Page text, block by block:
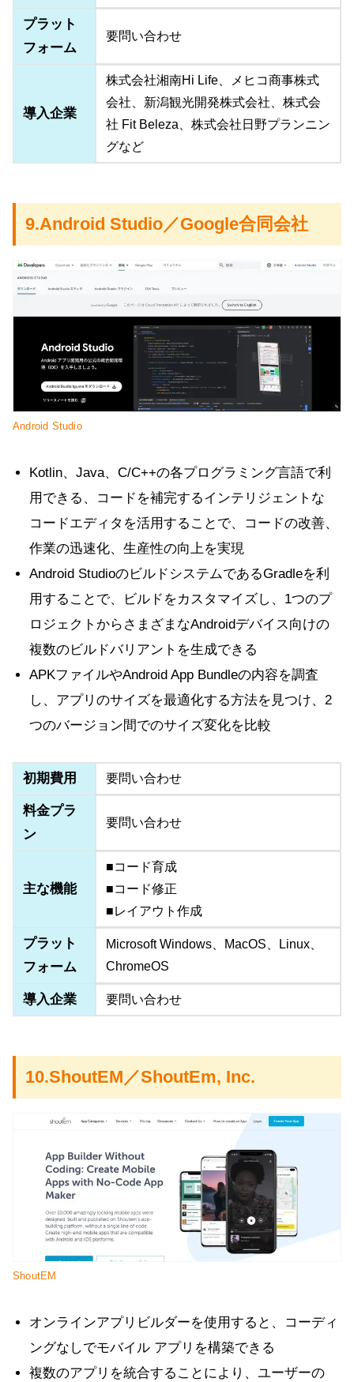
プラット
フォーム
要問い合わせ
導入企業
株式会社湘南Hi Life、メヒコ商事株式
会社、新潟観光開発株式会社、株式会
社 Fit Beleza、株式会社日野プランニン
グなど
9.Android Studio／Google合同会社
Android Studio
Kotlin、Java、C/C++の各プログラミング言語で利
用できる、コードを補完するインテリジェントな
コードエディタを活用することで、コードの改善、
作業の迅速化、生産性の向上を実現
Android StudioのビルドシステムであるGradleを利
用することで、ビルドをカスタマイズし、1つのプ
ロジェクトからさまざまなAndroidデバイス向けの
複数のビルドバリアントを生成できる
APKファイルやAndroid App Bundleの内容を調査
し、アプリのサイズを最適化する方法を見つけ、2
つのバージョン間でのサイズ変化を比較
初期費用 要問い合わせ
料金プラ
ン
要問い合わせ
主な機能
■コード育成
■コード修正
■レイアウト作成
プラット
フォーム
Microsoft Windows、MacOS、Linux、
ChromeOS
導入企業 要問い合わせ
10.ShoutEM／ShoutEm, Inc.
ShoutEM
オンラインアプリビルダーを使用すると、コーディ
ングなしでモバイル アプリを構築できる
複数のアプリを統合することにより、ユーザーの